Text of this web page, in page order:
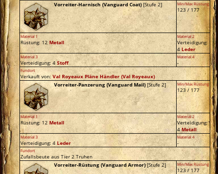
Vorreiter-Harnisch (Vanguard Coat)[Stufe 2] Min/Max Rüstung
123 / 177
Material 1
Rüstung: 12Metall
Material 2
Verteidigung:
4Leder
Material 3
Verteidigung: 4Stoff
Material 4
-
Fundort
Verkauft von:Val Royeaux Pläne Händler (Val Royeaux)
Vorreiter-Panzerung (Vanguard Mail) [Stufe 2] Min/Max Rüstung
123 / 177
Material 1
Rüstung: 12Metall
Material 2
Verteidigung:
4Metall
Material 3
Verteidigung: 4Leder
Material 4
-
Fundort
Zufallsbeute aus Tier 2 Truhen
Vorreiter-Rüstung (Vanguard Armor)[Stufe 2] Min/Max Rüstung
123 / 177